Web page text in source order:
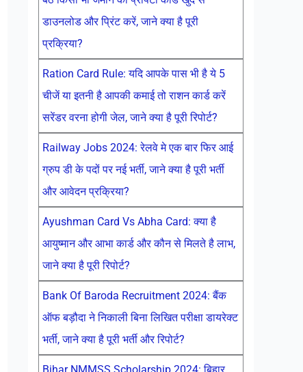
डाउनलोड और प्रिंट करें, जाने क्या है पूरी
प्रक्रिया?
Ration Card Rule: यदि आपके पास भी है ये 5
चीजें या इतनी है आपकी कमाई तो राशन कार्ड करें
सरेंडर वरना होगी जेल, जाने क्या है पूरी रिपोर्ट?
Railway Jobs 2024: रेलवे मे एक बार फिर आई
ग्रुप डी के पदों पर नई भर्ती, जाने क्या है पूरी भर्ती
और आवेदन प्रक्रिया?
Ayushman Card Vs Abha Card: क्या है
आयुष्मान और आभा कार्ड और कौन से मिलते है लाभ,
जाने क्या है पूरी रिपोर्ट?
Bank Of Baroda Recruitment 2024: बैंक
ऑफ बड़ौदा ने निकाली बिना लिखित परीक्षा डायरेक्ट
भर्ती, जाने क्या है पूरी भर्ती और रिपोर्ट?